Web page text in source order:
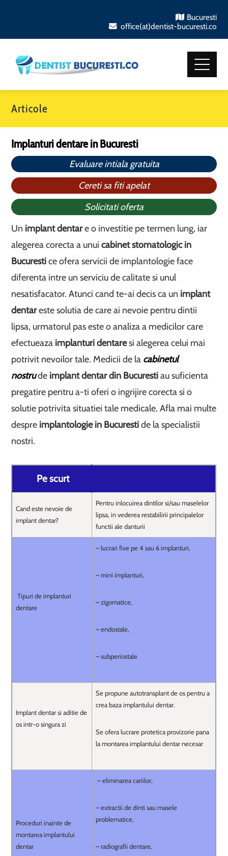
Bucuresti
office(at)dentist-bucuresti.co
Articole
Implanturi dentare in Bucuresti
Evaluare intiala gratuita
Cereti sa fiti apelat
Solicitati oferta
Un implant dentare o investitie pe termen lung, iar
alegerea corecta a unuicabinet stomatologic in
Bucurestice ofera servicii de implantologie face
diferenta intre un serviciu de calitate si unul
nesatisfacator. Atunci cand te-ai decis ca un implant
dentareste solutia de care ai nevoie pentru dintii
lipsa, urmatorul pas este o analiza a medicilor care
efectueaza implanturi dentaresi alegerea celui mai
potrivit nevoilor tale. Medicii de la cabinetul
nostrude implant dentar din Bucurestiau suficienta
pregatire pentru a-ti oferi o ingrijire corecta si o
solutie potrivita situatiei tale medicale. Afla mai multe
despre implantologie in Bucurestide la specialistii
nostri.
Pe scurt
Cand este nevoie de
implant dentar?
Pentru inlocuirea dintilor si/sau maselelor
lipsa, in vederea restabilirii principalelor
functii ale danturii
Tipuri de implanturi
dentare
– lucrari fixe pe 4 sau 6 implanturi,
– mini implanturi,
– zigomatice,
– endostale,
– subperiostale
Implant dentar si aditie de
os intr-o singura zi
Se propune autotransplant de os pentru a
crea baza implantului dentar.
Se ofera lucrare protetica provizorie pana
la montarea implantului dentar necesar
Proceduri inainte de
montarea implantului
dentar
– eliminarea cariilor,
– extractii de dinti sau masele
problematice,
– radiografii dentare,